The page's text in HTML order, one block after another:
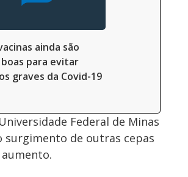
ainda são
para evitar
graves da Covid-19
Federal de Minas
surgimento de outras cepas